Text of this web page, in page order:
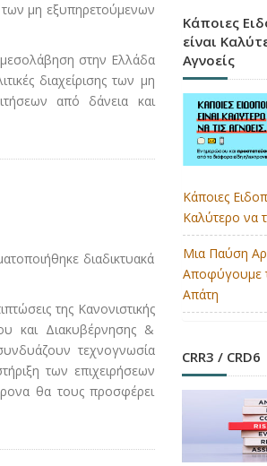
των μη εξυπηρετούμενων
στην Ελλάδα
διαχείρισης των μη
από δάνεια και
διαδικτυακά
της Κανονιστικής
και Διακυβέρνησης &
τεχνογνωσία
των επιχειρήσεων
θα τους προσφέρει
Κάποιες
είναι
Αγνοείς
Κάποιες
Καλύτερο να
Μια Παύση
Αποφύγουμε
Απάτη
CRR3 / CRD6